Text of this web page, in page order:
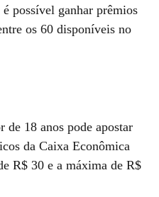
possível ganhar prêmios
os 60 disponíveis no
de 18 anos pode apostar
da Caixa Econômica
R$ 30 e a máxima de R$